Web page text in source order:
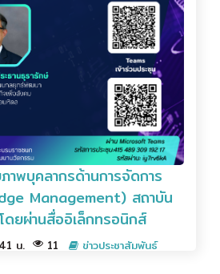
พบุคลากรด้านการจัดการ
Management) สถาบัน
ดยผ่านสื่ออิเล็กทรอนิกส์
น. 11 ข่าวประชาสัมพันธ์